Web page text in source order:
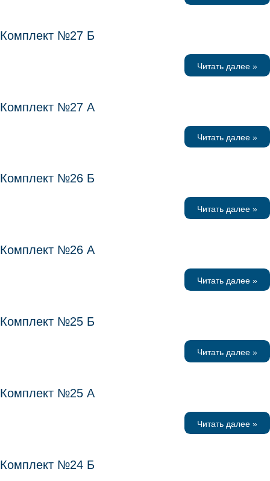
Комплект №27 Б
Читать далее »
Комплект №27 А
Читать далее »
Комплект №26 Б
Читать далее »
Комплект №26 А
Читать далее »
Комплект №25 Б
Читать далее »
Комплект №25 А
Читать далее »
Комплект №24 Б